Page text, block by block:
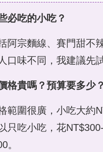
必吃的小吃？
阿宗麵線、賽門甜不
口味不同，我建議先
格貴嗎？預算要多少？
範圍很廣，小吃大約
只吃小吃，花
。